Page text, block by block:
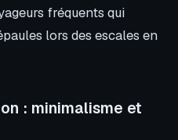
fréquents qui
lors des escales en
: minimalisme et